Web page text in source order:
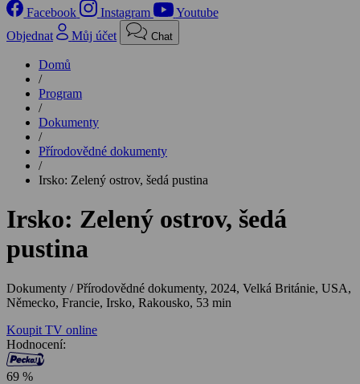
Facebook Instagram
Youtube
Objednat
Můj účet Chat
Domů
/
Program
/
Dokumenty
/
Přírodovědné dokumenty
/
Irsko: Zelený ostrov, šedá pustina
Irsko: Zelený ostrov, šedá
pustina
Dokumenty / Přírodovědné dokumenty, 2024, Velká Británie, USA,
Německo, Francie, Irsko, Rakousko, 53 min
Koupit TV online
Hodnocení:
69 %